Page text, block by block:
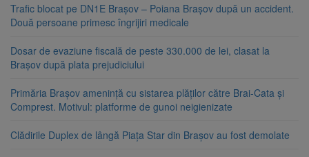
Trafic blocat pe DN1E Brașov – Poiana Brașov după un accident.
Două persoane primesc îngrijiri medicale
Dosar de evaziune fiscală de peste 330.000 de lei, clasat la
Brașov după plata prejudiciului
Primăria Brașov amenință cu sistarea plăților către Brai-Cata și
Comprest. Motivul: platforme de gunoi neigienizate
Clădirile Duplex de lângă Piața Star din Brașov au fost demolate